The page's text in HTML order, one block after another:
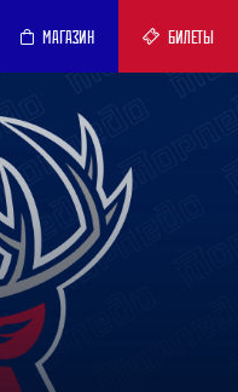
МАГАЗИН БИЛЕТЫ